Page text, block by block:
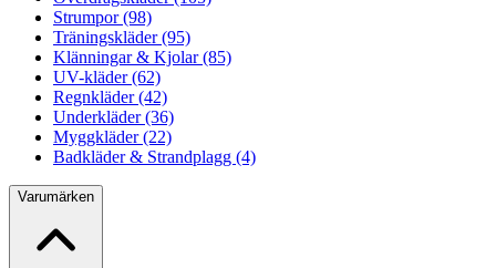
Strumpor (98)
Träningskläder (95)
Klänningar & Kjolar (85)
UV-kläder (62)
Regnkläder (42)
Underkläder (36)
Myggkläder (22)
Badkläder & Strandplagg (4)
Varumärken